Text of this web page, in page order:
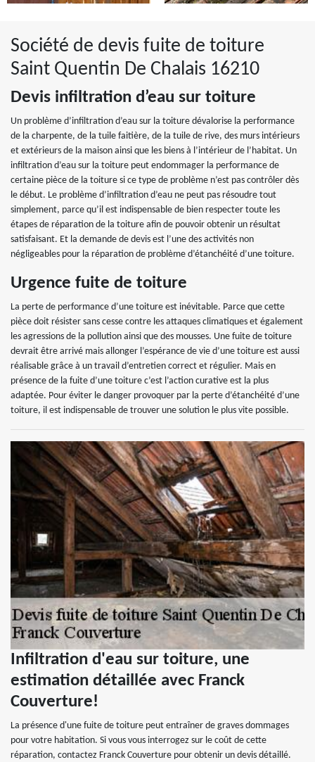
Société de devis fuite de toiture
Saint Quentin De Chalais 16210
Devis infiltration d’eau sur toiture
Un problème d’infiltration d’eau sur la toiture dévalorise la performance
de la charpente, de la tuile faitière, de la tuile de rive, des murs intérieurs
et extérieurs de la maison ainsi que les biens à l’intérieur de l’habitat. Un
infiltration d’eau sur la toiture peut endommager la performance de
certaine pièce de la toiture si ce type de problème n’est pas contrôler dès
le début. Le problème d’infiltration d’eau ne peut pas résoudre tout
simplement, parce qu’il est indispensable de bien respecter toute les
étapes de réparation de la toiture afin de pouvoir obtenir un résultat
satisfaisant. Et la demande de devis est l’une des activités non
négligeables pour la réparation de problème d’étanchéité d’une toiture.
Urgence fuite de toiture
La perte de performance d’une toiture est inévitable. Parce que cette
pièce doit résister sans cesse contre les attaques climatiques et également
les agressions de la pollution ainsi que des mousses. Une fuite de toiture
devrait être arrivé mais allonger l’espérance de vie d’une toiture est aussi
réalisable grâce à un travail d’entretien correct et régulier. Mais en
présence de la fuite d’une toiture c’est l’action curative est la plus
adaptée. Pour éviter le danger provoquer par la perte d’étanchéité d’une
toiture, il est indispensable de trouver une solution le plus vite possible.
Infiltration d'eau sur toiture, une
estimation détaillée avec Franck
Couverture!
La présence d'une fuite de toiture peut entraîner de graves dommages
pour votre habitation. Si vous vous interrogez sur le coût de cette
réparation, contactez Franck Couverture pour obtenir un devis détaillé.